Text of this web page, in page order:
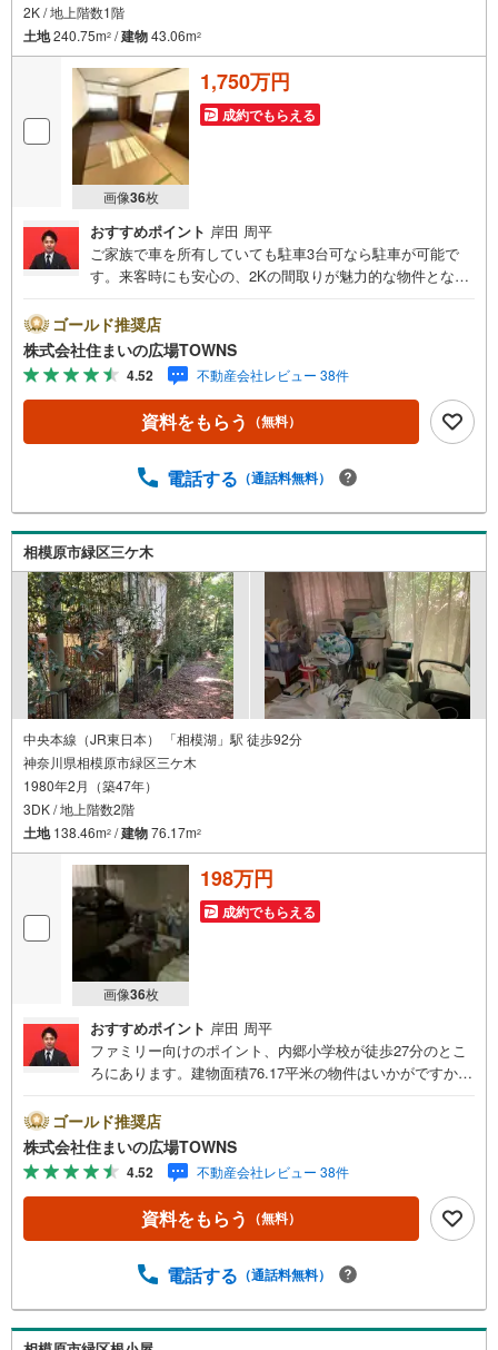
2K / 地上階数1階
土地240.75m2 /建物43.06m2
画像36枚
1,750万円
成約でもらえる
おすすめポイント 岸田 周平
ご家族で車を所有していても駐車3台可なら駐車が可能で
す。来客時にも安心の、2Kの間取りが魅力的な物件となっ
とができます。お隣とのスペースがしっかりとれているの
で、防災対策にもつながります。即引き渡しできる物件は
いかがですか。10坪以上の庭がございます。43.06平米の建
物面積でゆったりと暮らすことができる物件です。【年中
無休/9:00～21:00】人気物件は特にお問い合わせが集中す
るため、お早めにお電話下さい。「室内・現地を見学す
他、各種ご相談も承っております。○住宅ローンのご相談○
らお客様へ経験豊富なスタッフが親身になってお客様に合
った物件をご紹介させて頂きます！ /他社様掲載物件も併せ
てご紹介可能ですのでお気軽にお問い合わせ下さい♪駐車
場もございますので、お車でのお越しも大歓迎です！
ゴールド推奨店
株式会社住まいの広場TOWNS
4.52 不動産会社レビュー 38件
資料をもらう （無料）
電話する （通話料無料）
相模原市緑区三ケ木
中央本線（JR東日本） 「相模湖」駅 徒歩92分
神奈川県相模原市緑区三ケ木
1980年2月（築47年）
3DK / 地上階数2階
土地138.46m2 /建物76.17m2
画像36枚
198万円
成約でもらえる
おすすめポイント 岸田 周平
ファミリー向けのポイント、内郷小学校が徒歩27分のとこ
ろにあります。建物面積76.17平米の物件はいかがですか。
ています。3DKの物件です。リバーサイドでは夏にバーベ
キューを楽しむことができますね。中古の戸建て物件は、
経済的なメリットが大きいのが特徴です。すぐに入居でき
るので、お急ぎの方も安心してお問い合わせください。
【年中無休/9:00～21:00】人気物件は特にお問い合わせが
集中するため、お早めにお電話下さい。「室内・現地を見
その他、各種ご相談も承っております。○住宅ローンのご相
Sからお客様へ経験豊富なスタッフが親身になってお客様
に合った物件をご紹介させて頂きます！ /他社様掲載物件も
ゴールド推奨店
株式会社住まいの広場TOWNS
4.52 不動産会社レビュー 38件
資料をもらう （無料）
電話する （通話料無料）